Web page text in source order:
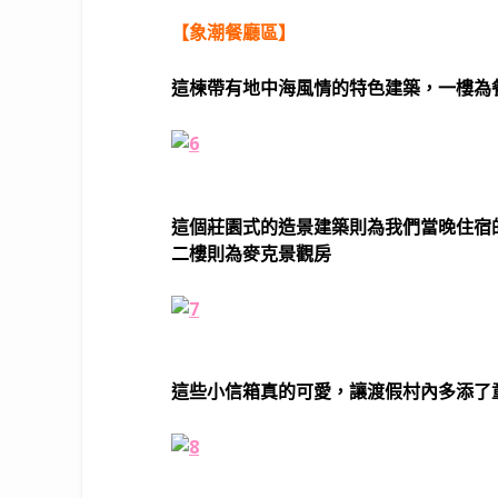
【象潮餐廳區】
這楝帶有地中海風情的特色建築，一樓
這個莊園式的造景建築則為我們當晚住
二樓則為麥克景觀房
這些小信箱真的可愛，讓渡假村內多添